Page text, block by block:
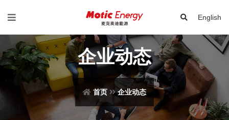
English
企业动态
首页 企业动态